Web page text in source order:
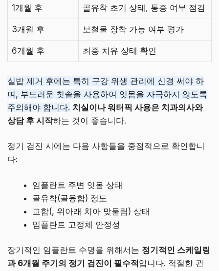
1개월 후 골유착 초기 상태, 통증 여부 점검
3개월 후 보철물 장착 가능 여부 평가
6개월 후 최종 치유 상태 확인
실밥 제거 후에는 특히 구강 위생 관리에 신경 써야 하
며, 부드러운 칫솔을 사용하여 잇몸을 자극하지 않도록
주의해야 합니다. 치실이나 워터픽 사용은 치과의사와
상담 후 시작하는 것이 좋습니다.
정기 검진 시에는 다음 사항들을 중점적으로 확인합니
다:
임플란트 주변 잇몸 상태
골유착(골융합) 정도
교합(, 위아래 치아 맞물림) 상태
임플란트 고정체 안정성
장기적인 임플란트 수명을 위해서는 정기적인 스케일링
과 6개월 주기의 정기 검진이 필수적 입니다. 적절한 관